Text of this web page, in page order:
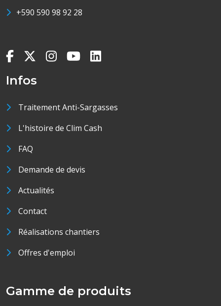
+590 590 98 92 28
Infos
Traitement Anti-Sargasses
L'histoire de Clim Cash
FAQ
Demande de devis
Actualités
Contact
Réalisations chantiers
Offres d'emploi
Gamme de produits